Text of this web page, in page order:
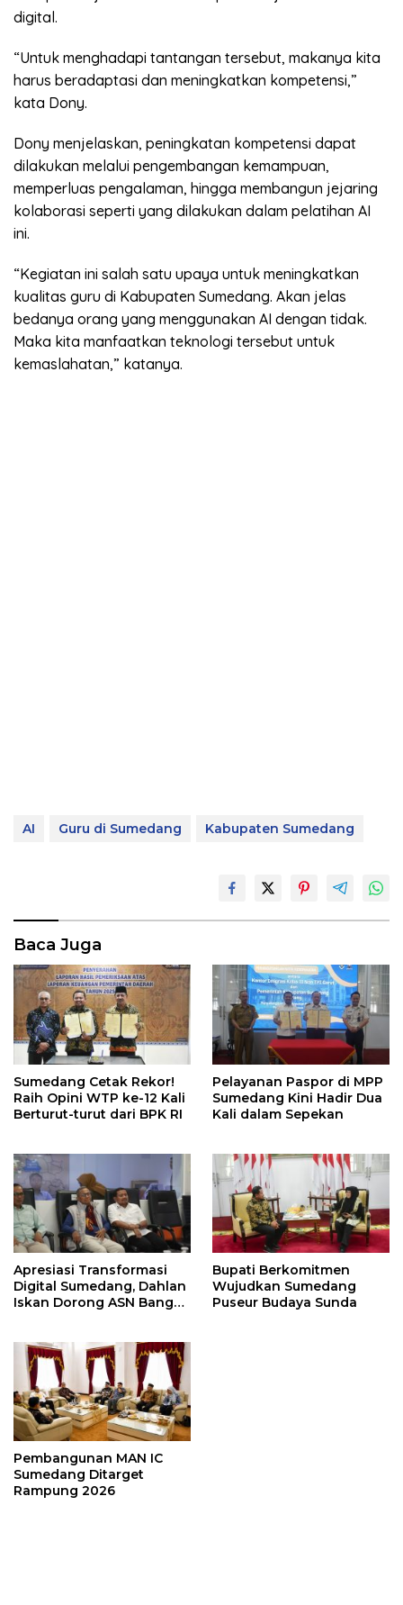
digital.
“Untuk menghadapi tantangan tersebut, makanya kita
harus beradaptasi dan meningkatkan kompetensi,”
kata Dony.
Dony menjelaskan, peningkatan kompetensi dapat
dilakukan melalui pengembangan kemampuan,
memperluas pengalaman, hingga membangun jejaring
kolaborasi seperti yang dilakukan dalam pelatihan AI
ini.
“Kegiatan ini salah satu upaya untuk meningkatkan
kualitas guru di Kabupaten Sumedang. Akan jelas
bedanya orang yang menggunakan AI dengan tidak.
Maka kita manfaatkan teknologi tersebut untuk
kemaslahatan,” katanya.
AI Guru di Sumedang Kabupaten Sumedang
Baca Juga
Sumedang Cetak Rekor!
Raih Opini WTP ke-12 Kali
Berturut-turut dari BPK RI
Pelayanan Paspor di MPP
Sumedang Kini Hadir Dua
Kali dalam Sepekan
Apresiasi Transformasi
Digital Sumedang, Dahlan
Iskan Dorong ASN Bangun
Bupati Berkomitmen
Wujudkan Sumedang
Puseur Budaya Sunda
Pembangunan MAN IC
Sumedang Ditarget
Rampung 2026